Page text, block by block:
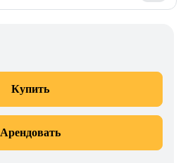
Купить
Арендовать